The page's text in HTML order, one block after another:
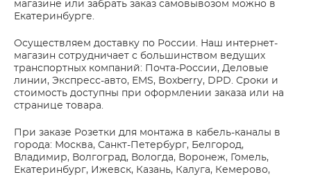
магазине или забрать заказ самовывозом можно в
Екатеринбурге.
Осуществляем доставку по России. Наш интернет-
магазин сотрудничает с большинством ведущих
транспортных компаний: Почта-России, Деловые
линии, Экспресс-авто, EMS, Boxberry, DPD. Сроки и
стоимость доступны при оформлении заказа или на
странице товара.
При заказе Розетки для монтажа в кабель-каналы в
города: Москва, Санкт-Петербург, Белгород,
Владимир, Волгоград, Вологда, Воронеж, Гомель,
Екатеринбург, Ижевск, Казань, Калуга, Кемерово,